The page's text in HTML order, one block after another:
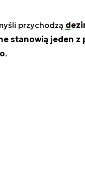
przychodzą
stanowią jeden z
.